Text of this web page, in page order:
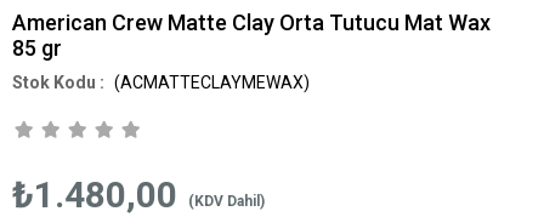
American Crew Matte Clay Orta Tutucu Mat Wax
85 gr
(ACMATTECLAYMEWAX)
₺1.480,00 (KDV Dahil)